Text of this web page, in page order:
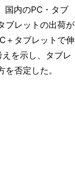
国内のPC・タブ
ブレットの出荷が
＋タブレットで伸
を示し、タブレ
否定した。